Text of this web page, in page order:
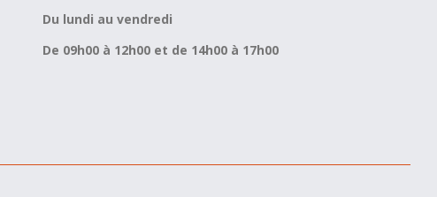
Du lundi au vendredi
De 09h00 à 12h00 et de 14h00 à 17h00